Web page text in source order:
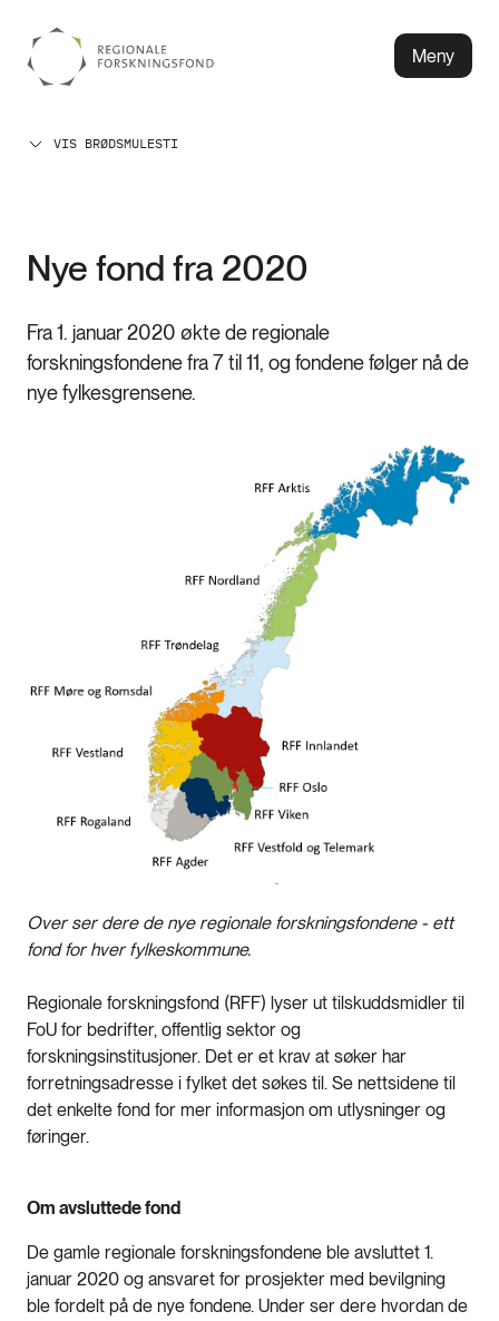
Meny
VIS BRØDSMULESTI
Nye fond fra 2020
Fra 1. januar 2020 økte de regionale
forskningsfondene fra 7 til 11, og fondene følger nå de
nye fylkesgrensene.
Over ser dere de nye regionale forskningsfondene - ett
fond for hver fylkeskommune.
Regionale forskningsfond (RFF) lyser ut tilskuddsmidler til
FoU for bedrifter, offentlig sektor og
forskningsinstitusjoner. Det er et krav at søker har
forretningsadresse i fylket det søkes til. Se nettsidene til
det enkelte fond for mer informasjon om utlysninger og
føringer.
Om avsluttede fond
De gamle regionale forskningsfondene ble avsluttet 1.
januar 2020 og ansvaret for prosjekter med bevilgning
ble fordelt på de nye fondene. Under ser dere hvordan de